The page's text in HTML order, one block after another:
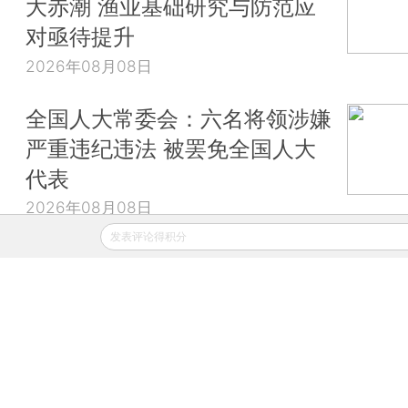
大赤潮 渔业基础研究与防范应
对亟待提升
2026年08月08日
全国人大常委会：六名将领涉嫌
严重违纪违法 被罢免全国人大
代表
2026年08月08日
发表评论得积分